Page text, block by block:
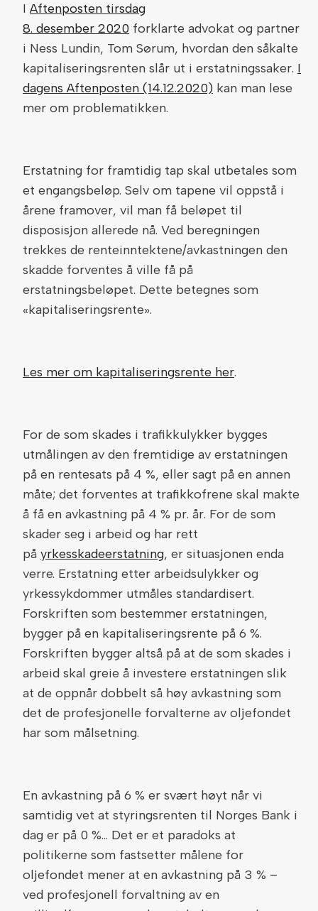
I Aftenposten tirsdag
8. desember 2020 forklarte advokat og partner
i Ness Lundin, Tom Sørum, hvordan den såkalte
kapitaliseringsrenten slår ut i erstatningssaker. I
dagens Aftenposten (14.12.2020) kan man lese
mer om problematikken.
Erstatning for framtidig tap skal utbetales som
et engangsbeløp. Selv om tapene vil oppstå i
årene framover, vil man få beløpet til
disposisjon allerede nå. Ved beregningen
trekkes de renteinntektene/avkastningen den
skadde forventes å ville få på
erstatningsbeløpet. Dette betegnes som
«kapitaliseringsrente».
Les mer om kapitaliseringsrente her.
For de som skades i trafikkulykker bygges
utmålingen av den fremtidige av erstatningen
på en rentesats på 4 %, eller sagt på en annen
måte; det forventes at trafikkofrene skal makte
å få en avkastning på 4 % pr. år. For de som
skader seg i arbeid og har rett
på yrkesskadeerstatning, er situasjonen enda
verre. Erstatning etter arbeidsulykker og
yrkessykdommer utmåles standardisert.
Forskriften som bestemmer erstatningen,
bygger på en kapitaliseringsrente på 6 %.
Forskriften bygger altså på at de som skades i
arbeid skal greie å investere erstatningen slik
at de oppnår dobbelt så høy avkastning som
det de profesjonelle forvalterne av oljefondet
har som målsetning.
En avkastning på 6 % er svært høyt når vi
samtidig vet at styringsrenten til Norges Bank i
dag er på 0 %… Det er et paradoks at
politikerne som fastsetter målene for
oljefondet mener at en avkastning på 3 % –
ved profesjonell forvaltning av en